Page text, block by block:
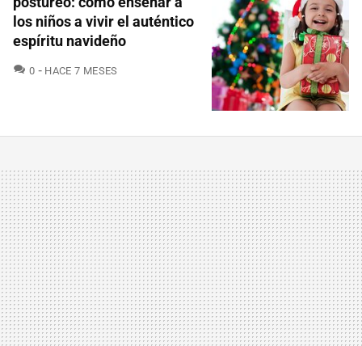
los niños a vivir el auténtico
espíritu navideño
0 COMENTARIOS
HACE 7 MESES